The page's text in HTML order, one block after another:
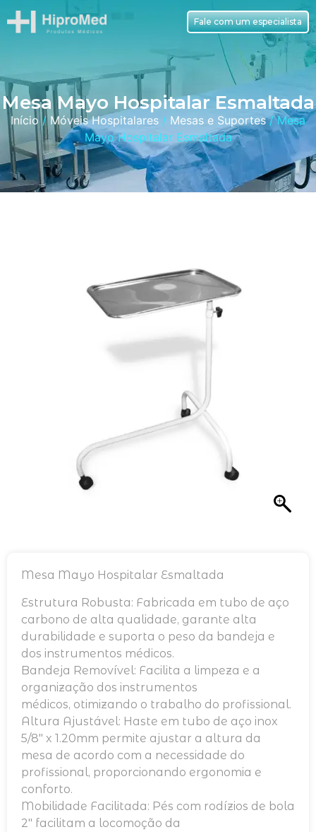
Fale com um especialista
Mesa Mayo Hospitalar Esmaltada
Início/ Móveis Hospitalares / Mesas e Suportes/ Mesa
Mayo Hospitalar Esmaltada
Mesa Mayo Hospitalar Esmaltada
Estrutura Robusta: Fabricada em tubo de aço
carbono de alta qualidade, garante alta
durabilidade e suporta o peso da bandeja e
dos instrumentos médicos.
Bandeja Removível: Facilita a limpeza e a
organização dos instrumentos
médicos, otimizando o trabalho do profissional.
Altura Ajustável: Haste em tubo de aço inox
5/8″ x 1.20mm permite ajustar a altura da
mesa de acordo com a necessidade do
profissional, proporcionando ergonomia e
conforto.
Mobilidade Facilitada: Pés com rodízios de bola
2″ facilitam a locomoção da